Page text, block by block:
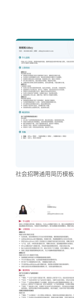
社会招聘通用简历模板